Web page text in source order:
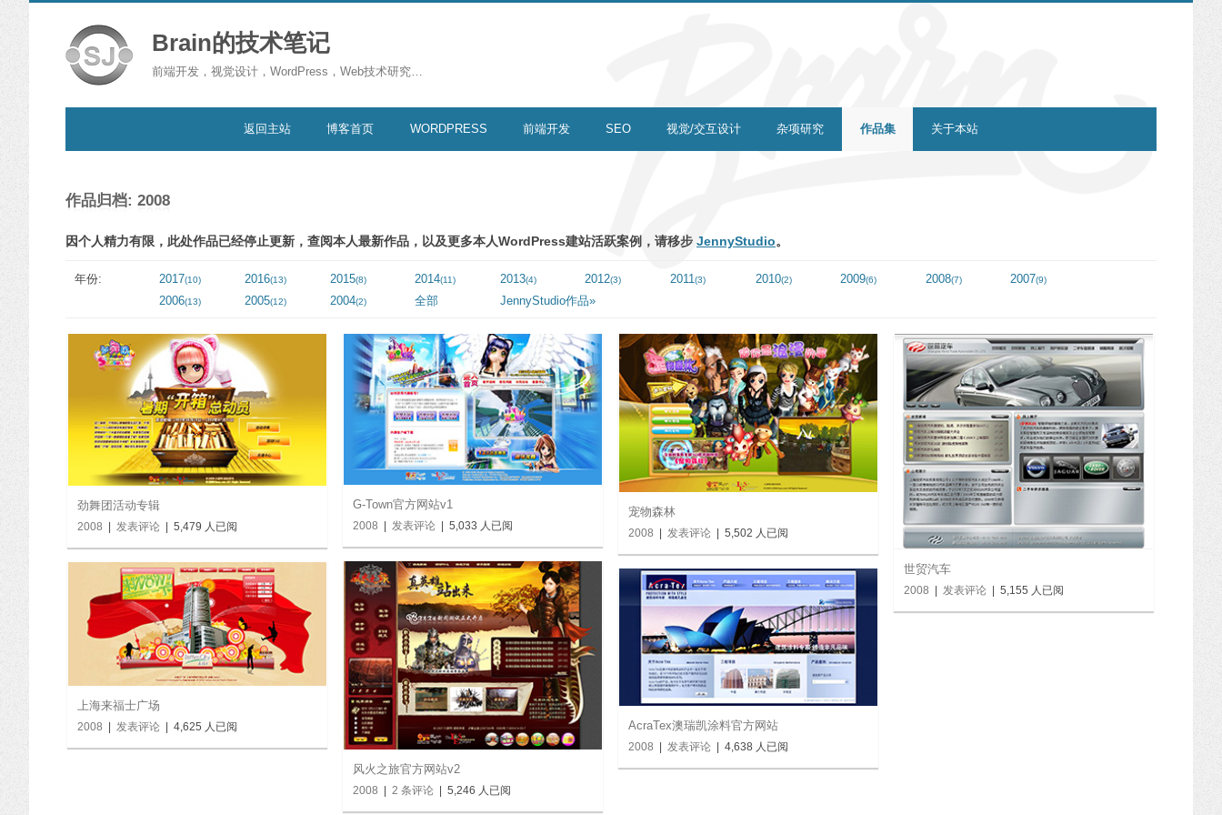
Brain的技术笔记
前端开发，视觉设计，WordPress，Web技术研究…
返回主站 博客首页 WORDPRESS 前端开发 SEO 视觉/交互设计 杂项研究 作品集 关于本站
作品归档: 2008
因个人精力有限，此处作品已经停止更新，查阅本人最新作品，以及更多本人WordPress建站活跃案例，请移步 JennyStudio。
年份: 2017(10) 2016(13) 2015(8) 2014(11) 2013(4) 2012(3) 2011(3) 2010(2) 2009(6) 2008(7) 2007(9)
2006(13) 2005(12) 2004(2) 全部 JennyStudio作品»
劲舞团活动专辑
2008 | 发表评论 | 5,479 人已阅
G-Town官方网站v1
2008 | 发表评论 | 5,033 人已阅
宠物森林
2008 | 发表评论 | 5,502 人已阅
世贸汽车
2008 | 发表评论 | 5,155 人已阅
风火之旅官方网站v2
2008 2 条评论 | 5,246 人已阅
上海来福士广场
2008 发表评论 | 4,625 人已阅 AcraTex澳瑞凯涂料官方网站
2008 发表评论 | 4,638 人已阅